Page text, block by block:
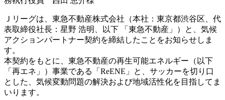
Ｊリーグは、東急不動産株式会社（本社：東京都渋谷区、代
表取締役社長：星野 浩明、以下 「東急不動産」）と、気候
アクションパートナー契約を締結したことをお知らせしま
す。
本契約をもとに、東急不動産の再生可能エネルギー（以下
「再エネ」）事業である「ReENE」と、サッカーを切り口
とした、気候変動問題の解決および地域活性化を目指してま
いります。